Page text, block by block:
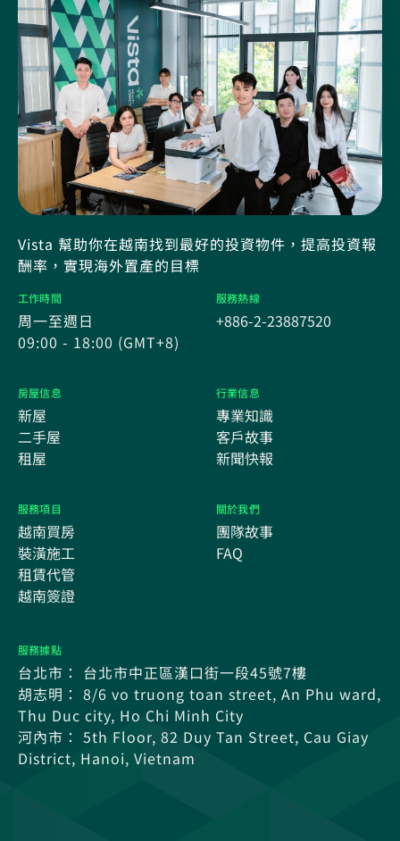
Vista 幫助你在越南找到最好的投資物件，提高投資報
酬率，實現海外置產的目標
工作時間
周一至週日
09:00 - 18:00 (GMT+8)
服務熱線
+886-2-23887520
房屋信息
新屋
二手屋
租屋
行業信息
專業知識
客戶故事
新聞快報
服務項目
越南買房
裝潢施工
租賃代管
越南簽證
關於我們
團隊故事
FAQ
服務據點
台北市： 台北市中正區漢口街一段45號7樓
胡志明： 8/6 vo truong toan street, An Phu ward,
Thu Duc city, Ho Chi Minh City
河內市： 5th Floor, 82 Duy Tan Street, Cau Giay
District, Hanoi, Vietnam